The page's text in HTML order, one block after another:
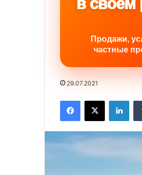
в своем
Продажи,
частные
29.07.2021